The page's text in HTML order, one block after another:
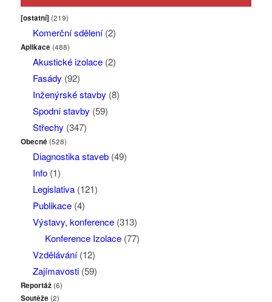
[ostatní] (219)
Komerční sdělení(2)
Aplikace (488)
Akustické izolace(2)
Fasády (92)
Inženýrské stavby (8)
Spodní stavby (59)
Střechy (347)
Obecné (528)
Diagnostika staveb(49)
Info(1)
Legislativa(121)
Publikace(4)
Výstavy, konference(313)
Konference Izolace(77)
Vzdělávání(12)
Zajímavosti(59)
Reportáž(6)
Soutěže (2)